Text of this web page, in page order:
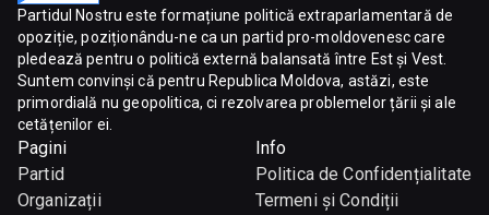
Partidul Nostru este formațiune politică extraparlamentară de
opoziție, poziționându-ne ca un partid pro-moldovenesc care
pledează pentru o politică externă balansată între Est și Vest.
Suntem convinși că pentru Republica Moldova, astăzi, este
primordială nu geopolitica, ci rezolvarea problemelor țării și ale
cetățenilor ei.
Pagini
Partid
Organizații
Info
Politica de Confidențialitate
Termeni și Condiții